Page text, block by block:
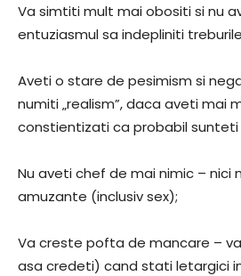
Va simtiti mult mai obositi si nu
entuziasmul sa indepliniti
Aveti o stare de pesimism si
numiti „realism”, daca aveti mai
constientizati ca probabil
Nu aveti chef de mai nimic –
amuzante (inclusiv sex);
Va creste pofta de mancare –
asa credeti) cand stati letargici